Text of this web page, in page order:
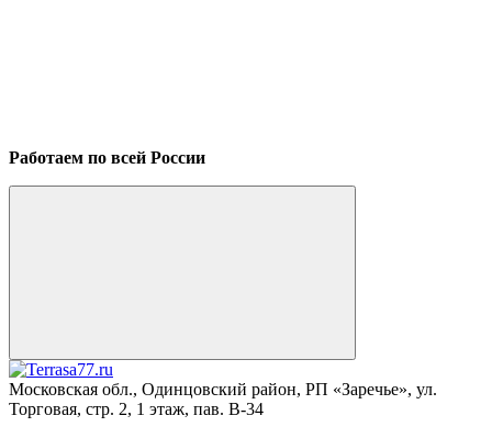
Работаем по всей России
Московская обл., Одинцовский район, РП «Заречье», ул.
Торговая, стр. 2, 1 этаж, пав. B-34